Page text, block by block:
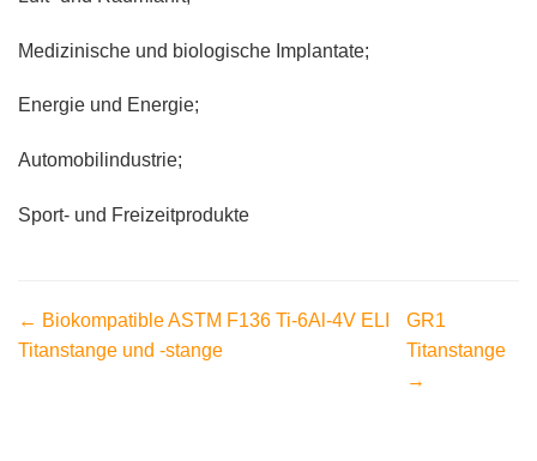
Medizinische und biologische Implantate;
Energie und Energie;
Automobilindustrie;
Sport- und Freizeitprodukte
← Biokompatible ASTM F136 Ti-6Al-4V ELI
Titanstange und -stange
GR1
Titanstange
→